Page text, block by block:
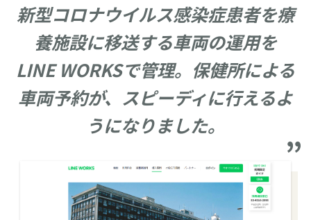
新型コロナウイルス感染症患者を療
養施設に移送する車両の運用を
LINE WORKSで管理。保健所による
車両予約が、スピーディに行えるよ
うになりました。